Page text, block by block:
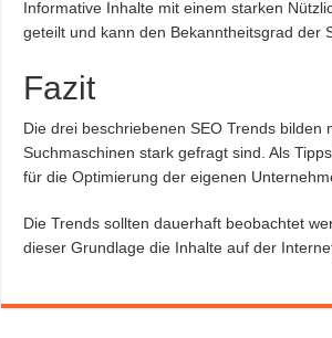
Informative Inhalte mit einem starken
geteilt und kann den Bekanntheitsgrad der
Fazit
Die drei beschriebenen SEO Trends
Suchmaschinen stark gefragt sind. Als
für die Optimierung der eigenen
Die Trends sollten dauerhaft beobachtet
dieser Grundlage die Inhalte auf der